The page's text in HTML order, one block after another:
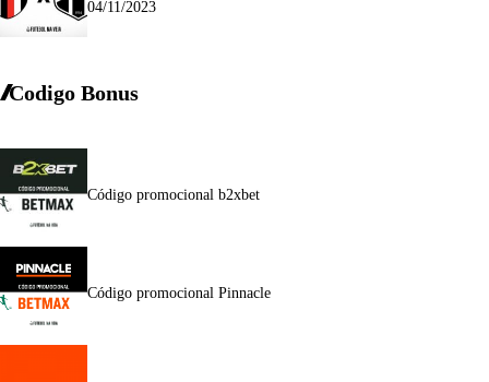
04/11/2023
Codigo Bonus
Código promocional b2xbet
Código promocional Pinnacle